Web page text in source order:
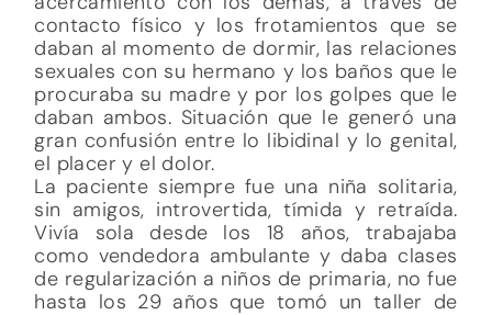
contacto físico y los frotamientos que se
daban al momento de dormir, las relaciones
sexuales con su hermano y los baños que le
procuraba su madre y por los golpes que le
daban ambos. Situación que le generó una
gran confusión entre lo libidinal y lo genital,
el placer y el dolor.
La paciente siempre fue una niña solitaria,
sin amigos, introvertida, tímida y retraída.
Vivía sola desde los 18 años, trabajaba
como vendedora ambulante y daba clases
de regularización a niños de primaria, no fue
hasta los 29 años que tomó un taller de